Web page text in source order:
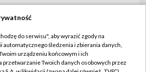
TVP
Abonament TVP
Regulamin TVP
do serwisu", aby wyrazić zgody na
śledzenia i zbierania danych,
urządzeniu końcowym i ich
przetwarzanie Twoich danych osobowych przez